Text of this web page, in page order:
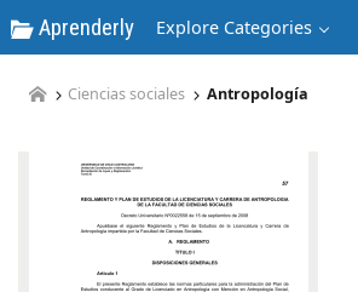
Aprenderly Explore Categories
Ciencias sociales Antropología